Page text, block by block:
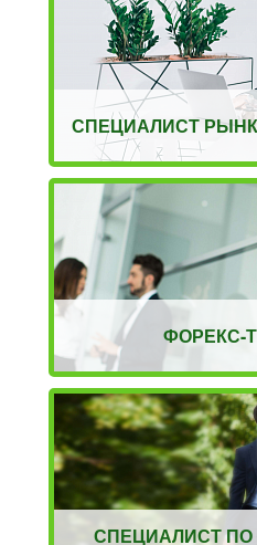
СПЕЦИАЛИСТ
ФОРЕКС-
СПЕЦИАЛИСТ